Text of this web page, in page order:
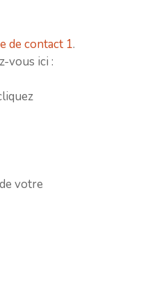
de contact 1.
vous ici :
votre